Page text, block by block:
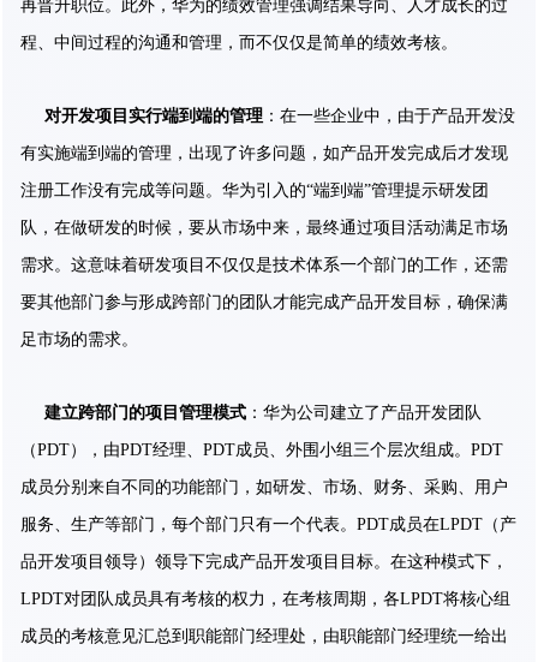
再晋升职位。此外，华为的绩效管理强调结果导向、人才成长的过
程、中间过程的沟通和管理，而不仅仅是简单的绩效考核。
对开发项目实行端到端的管理 ：在一些企业中，由于产品开发没
有实施端到端的管理，出现了许多问题，如产品开发完成后才发现
注册工作没有完成等问题。华为引入的“端到端”管理提示研发团
队，在做研发的时候，要从市场中来，最终通过项目活动满足市场
需求。这意味着研发项目不仅仅是技术体系一个部门的工作，还需
要其他部门参与形成跨部门的团队才能完成产品开发目标，确保满
足市场的需求。
建立跨部门的项目管理模式 ：华为公司建立了产品开发团队
（PDT），由PDT经理、PDT成员、外围小组三个层次组成。PDT
成员分别来自不同的功能部门，如研发、市场、财务、采购、用户
服务、生产等部门，每个部门只有一个代表。PDT成员在LPDT（产
品开发项目领导）领导下完成产品开发项目目标。在这种模式下，
LPDT对团队成员具有考核的权力，在考核周期，各LPDT将核心组
成员的考核意见汇总到职能部门经理处，由职能部门经理统一给出